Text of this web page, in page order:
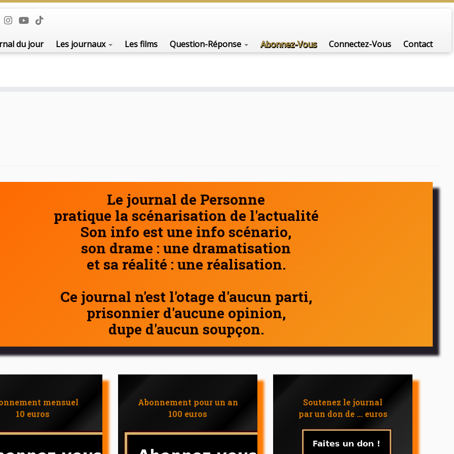
du jour Les journaux Les films Question-Réponse Abonnez-Vous Connectez-Vous Contact
Le journal de Personne
pratique la scénarisation de l'actualité
Son info est une info scénario,
son drame : une dramatisation
et sa réalité : une réalisation.
Ce journal n'est l'otage d'aucun parti,
prisonnier d'aucune opinion,
dupe d'aucun soupçon.
mensuel
10 euros
Abonnement pour un an
100 euros
Soutenez le journal
par un don de ... euros